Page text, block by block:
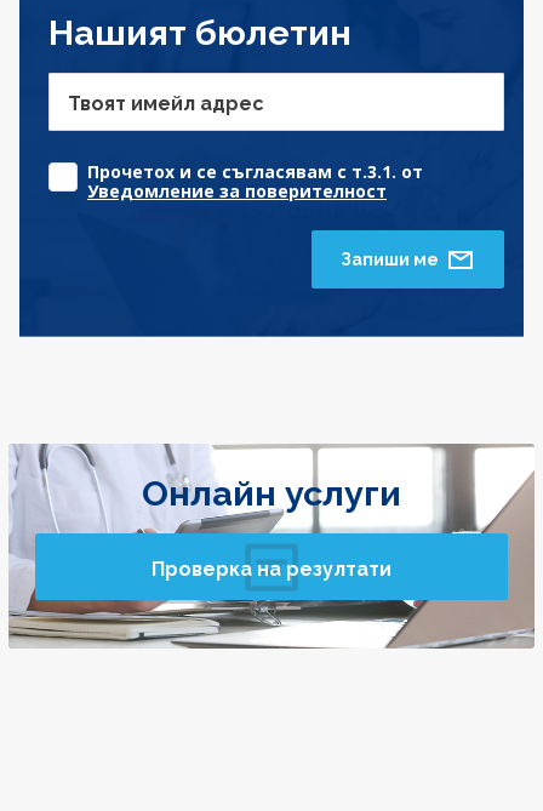
Нашият бюлетин
Твоят имейл адрес
Прочетох и се съгласявам с т.3.1. от
Уведомление за поверителност
Запиши ме
Онлайн услуги
Проверка на резултати